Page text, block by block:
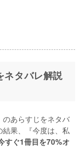
ネタバレ解説
あらすじをネタバ
果、『今度は、私
すぐ1冊目を70%オ